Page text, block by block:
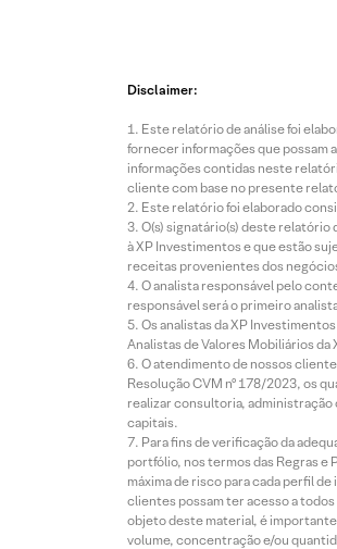
Disclaimer:
Este relatório de análise foi
fornecer informações que possam
informações contidas neste
cliente com base no presente
Este relatório foi elaborado
O(s) signatário(s) deste relatório
à XP Investimentos e que estão
receitas provenientes dos
O analista responsável pelo
responsável será o primeiro
Os analistas da XP
Analistas de Valores Mobiliários da
O atendimento de nossos
Resolução CVM nº 178/2023, os
realizar consultoria,
capitais.
Para fins de verificação da
portfólio, nos termos das Regras
máxima de risco para cada perfil
clientes possam ter acesso a
objeto deste material, é
volume, concentração e/ou